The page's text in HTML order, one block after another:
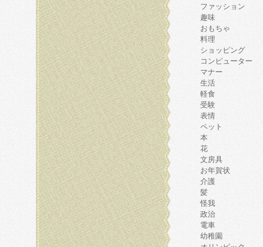
ファッション
趣味
おもちゃ
料理
ショッピング
コンピューター
マナー
生活
軽食
受験
表情
ペット
本
花
文房具
お年賀状
介護
髪
怪我
政治
電車
幼稚園